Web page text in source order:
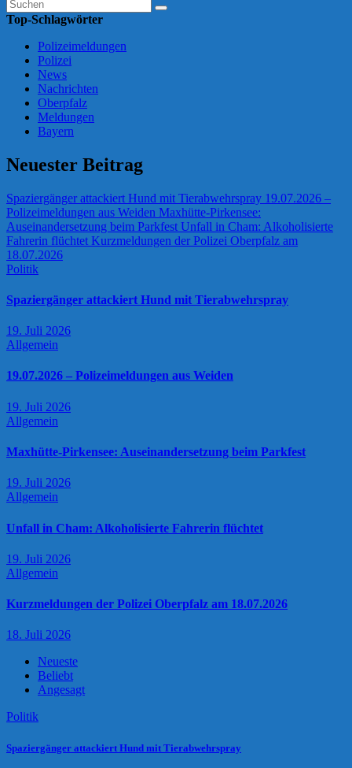
Top-Schlagwörter
Polizeimeldungen
Polizei
News
Nachrichten
Oberpfalz
Meldungen
Bayern
Neuester Beitrag
Spaziergänger attackiert Hund mit Tierabwehrspray 19.07.2026 –
Polizeimeldungen aus Weiden Maxhütte-Pirkensee:
Auseinandersetzung beim Parkfest Unfall in Cham: Alkoholisierte
Fahrerin flüchtet Kurzmeldungen der Polizei Oberpfalz am
18.07.2026
Politik
Spaziergänger attackiert Hund mit Tierabwehrspray
19. Juli 2026
Allgemein
19.07.2026 – Polizeimeldungen aus Weiden
19. Juli 2026
Allgemein
Maxhütte-Pirkensee: Auseinandersetzung beim Parkfest
19. Juli 2026
Allgemein
Unfall in Cham: Alkoholisierte Fahrerin flüchtet
19. Juli 2026
Allgemein
Kurzmeldungen der Polizei Oberpfalz am 18.07.2026
18. Juli 2026
Neueste
Beliebt
Angesagt
Politik
Spaziergänger attackiert Hund mit Tierabwehrspray